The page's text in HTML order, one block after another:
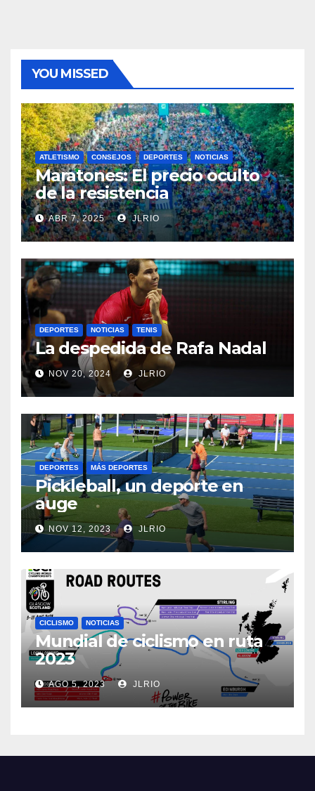
YOU MISSED
ATLETISMO CONSEJOS DEPORTES NOTICIAS
Maratones: El precio oculto
de la resistencia
ABR 7, 2025 JLRIO
DEPORTES NOTICIAS TENIS
La despedida de Rafa Nadal
NOV 20, 2024 JLRIO
DEPORTES MÁS DEPORTES
Pickleball, un deporte en
auge
NOV 12, 2023 JLRIO
CICLISMO NOTICIAS
Mundial de ciclismo en ruta
2023
AGO 5, 2023 JLRIO